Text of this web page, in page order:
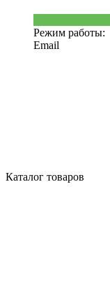
Режим работы:
Email
Каталог товаров